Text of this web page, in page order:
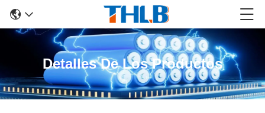
Detalles De Los Productos